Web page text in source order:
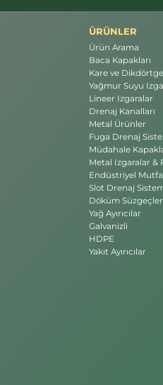
ÜRÜNLER
Ürün Arama
Baca Kapakları
Kare ve
Yağmur Suyu
Lineer Izgaralar
Drenaj Kanalları
Metal Ürünler
Fuga Drenaj
Müdahale
Metal Izgaralar &
Endüstriyel
Slot Drenaj
Döküm Süzgeçler
Yağ Ayırıcılar
Galvanizli
HDPE
Yakıt Ayırıcılar